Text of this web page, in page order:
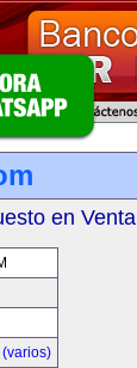
en Venta